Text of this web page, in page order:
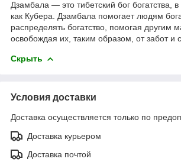
Дзамбала — это тибетский бог богатства,
как Кубера. Дзамбала помогает людям
распределять богатство, помогая другим
освобождая их, таким образом, от забот и
Скрыть
Условия доставки
Доставка осуществляется только по
Доставка курьером
Доставка почтой